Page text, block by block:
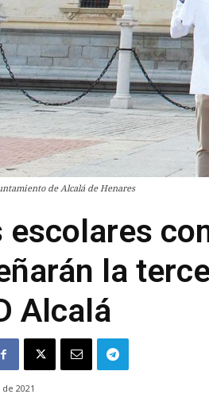
de Alcalá de Henares
escolares
la
Alcalá
2021